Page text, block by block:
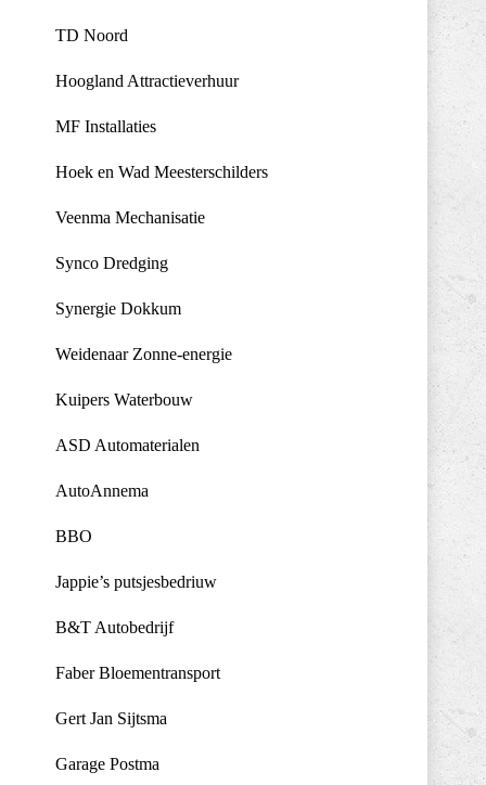
TD Noord
Hoogland Attractieverhuur
MF Installaties
Hoek en Wad Meesterschilders
Veenma Mechanisatie
Synco Dredging
Synergie Dokkum
Weidenaar Zonne-energie
Kuipers Waterbouw
ASD Automaterialen
AutoAnnema
BBO
Jappie’s putsjesbedriuw
B&T Autobedrijf
Faber Bloementransport
Gert Jan Sijtsma
Garage Postma